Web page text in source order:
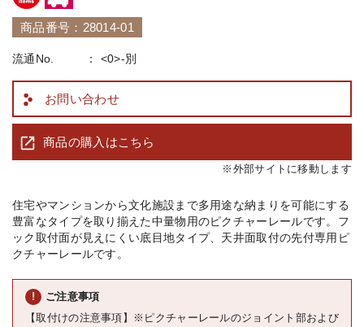
商品番号：28014-01
流通No. <0>-別
お問い合わせ
商品の購入はこちら
※外部サイトに移動します
住宅やマンションから文化施設まで多用途な納まりを可能にする
豊富なタイプを取り揃えた中量物用のピクチャーレールです。 フ
ック取付面が見えにくい底目地タイプ、天井面取付の先付専用ピ
クチャーレールです。
ご注意事項
【取付けの注意事項】※ピクチャーレールのジョイント部および